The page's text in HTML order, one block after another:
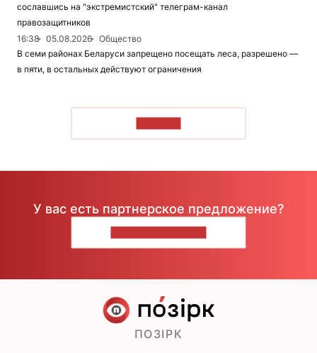
сославшись на "экстремистский" телеграм-канал
правозащитников
16:38
05.08.2026
Общество
В семи районах Беларуси запрещено посещать леса, разрешено —
в пяти, в остальных действуют ограничения
У вас есть партнерское предложение?
ПОЗІРК